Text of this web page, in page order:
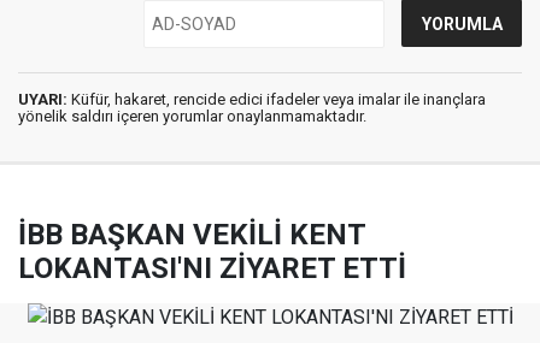
UYARI: Küfür, hakaret, rencide edici ifadeler veya imalar ile inançlara
yönelik saldırı içeren yorumlar onaylanmamaktadır.
İBB BAŞKAN VEKİLİ KENT
LOKANTASI'NI ZİYARET ETTİ